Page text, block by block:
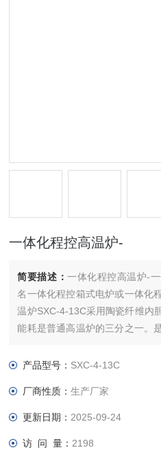
一体化程控高温炉-
简要描述：一体化程控高温炉-
名一体化程控箱式电炉或一体化
温炉SXC-4-13C采用陶瓷纤维内
能耗是普通高温炉的三分之一。
产品型号： SXC-4-13C
厂商性质：生产厂家
更新日期： 2025-09-24
访 问 量： 2198